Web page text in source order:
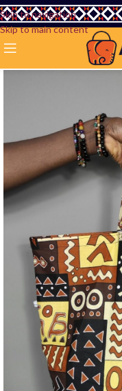
Skip to navigation
Skip to main content